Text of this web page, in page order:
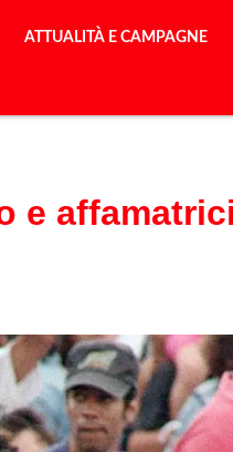
ATTUALITÀ E CAMPAGNE
e